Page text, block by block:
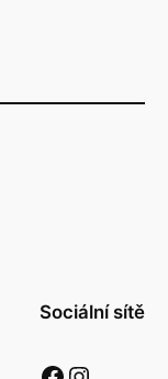
Sociální sítě